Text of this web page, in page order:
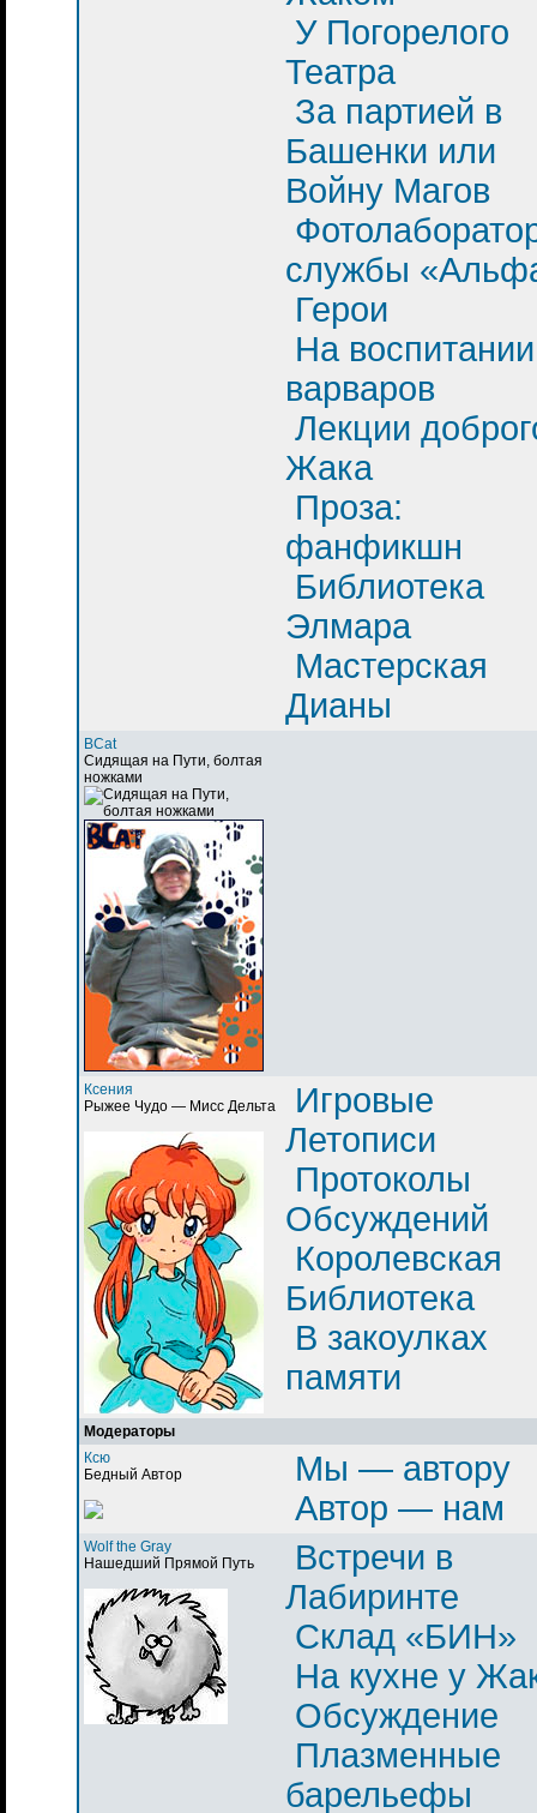
У Погорелого
Театра
За партией в
Башенки или
Войну Магов
службы
Герои
На
варваров
Лекции
Жака
Проза:
фанфикшн
Библиотека
Элмара
Мастерская
Дианы
BCat
Сидящая на Пути, болтая
ножками
Ксения
Рыжее Чудо — Мисс Дельта
Игровые
Летописи
Протоколы
Обсуждений
Королевская
Библиотека
В закоулках
памяти
Модераторы
Ксю
Бедный Автор
Мы — автору
Автор — нам
Wolf the Gray
Нашедший Прямой Путь
Встречи в
Лабиринте
Склад «БИН»
На кухне у
Обсуждение
Плазменные
барельефы